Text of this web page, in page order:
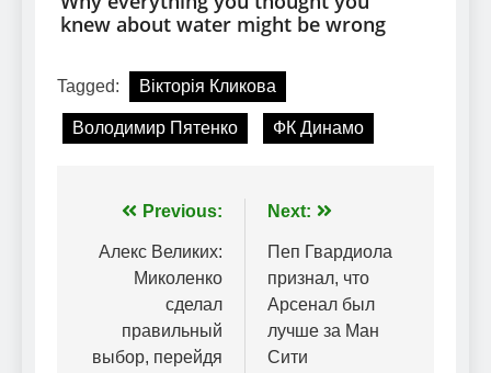
Tagged: Вікторія Кликова
Володимир Пятенко ФК Динамо
Навігація
записів
Previous:
Алекс Великих:
Миколенко
сделал
правильный
выбор, перейдя
Next:
Пеп Гвардиола
признал, что
Арсенал был
лучше за Ман
Сити